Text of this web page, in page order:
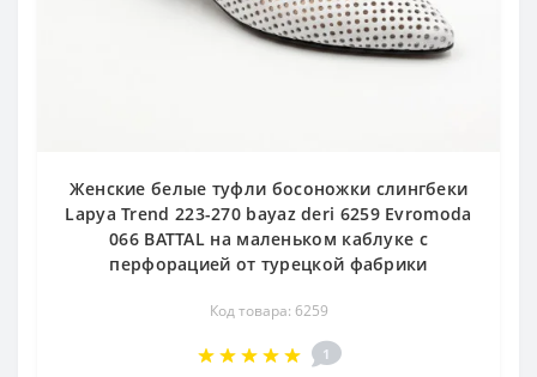
Женские белые туфли босоножки слингбеки
Lapya Trend 223-270 bayaz deri 6259 Evromoda
066 BATTAL на маленьком каблуке с
перфорацией от турецкой фабрики
Код товара: 6259
1